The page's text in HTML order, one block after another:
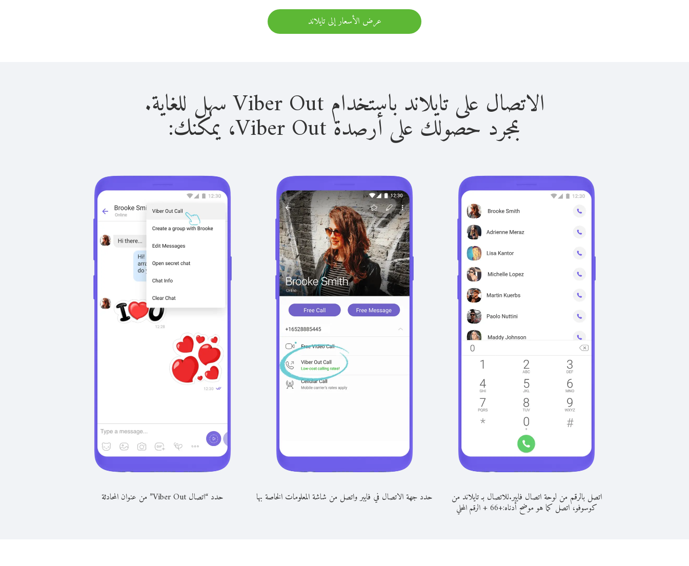
عرض الأسعار إلى تايلاند
الاتصال على تايلاند باستخدام Viber Out سهل للغاية.
بمجرد حصولك على أرصدة Viber Out، يمكنك:
اتصل بالرقم من لوحة اتصال فايبر.للاتصال بـ تايلاند من
كوسوفو، اتصل كما هو موضح أدناه:+
66
+الرقم المحلي
حدد جهة الاتصال في فايبر واتصل من شاشة المعلومات الخاصة بها حدد “اتصال Viber Out” من عنوان المحادثة